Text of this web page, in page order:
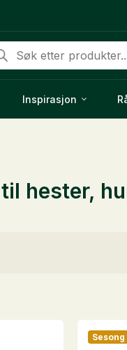
Inspirasjon
hester,
Sesong